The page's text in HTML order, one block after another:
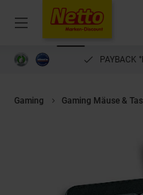
Menü
PAYBACK
Gaming Gaming Mäuse &